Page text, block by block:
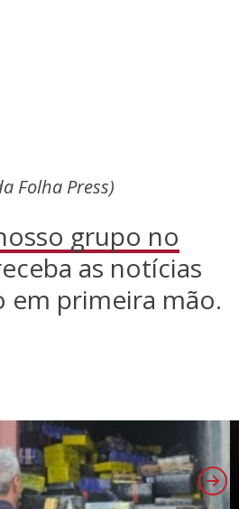
Folha Press)
grupo no
as notícias
em primeira mão.